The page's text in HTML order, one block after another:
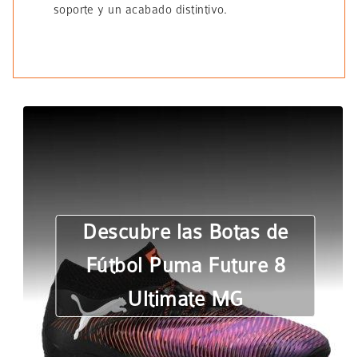
soporte y un acabado distintivo.
Descubre las Botas de
Fútbol Puma Future 8
Ultimate MG